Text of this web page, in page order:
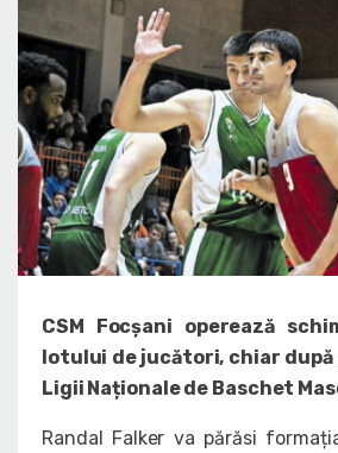
CSM Focșani operează
lotului de jucători, chiar
Ligii Naționale de Baschet
Randal Falker va părăsi